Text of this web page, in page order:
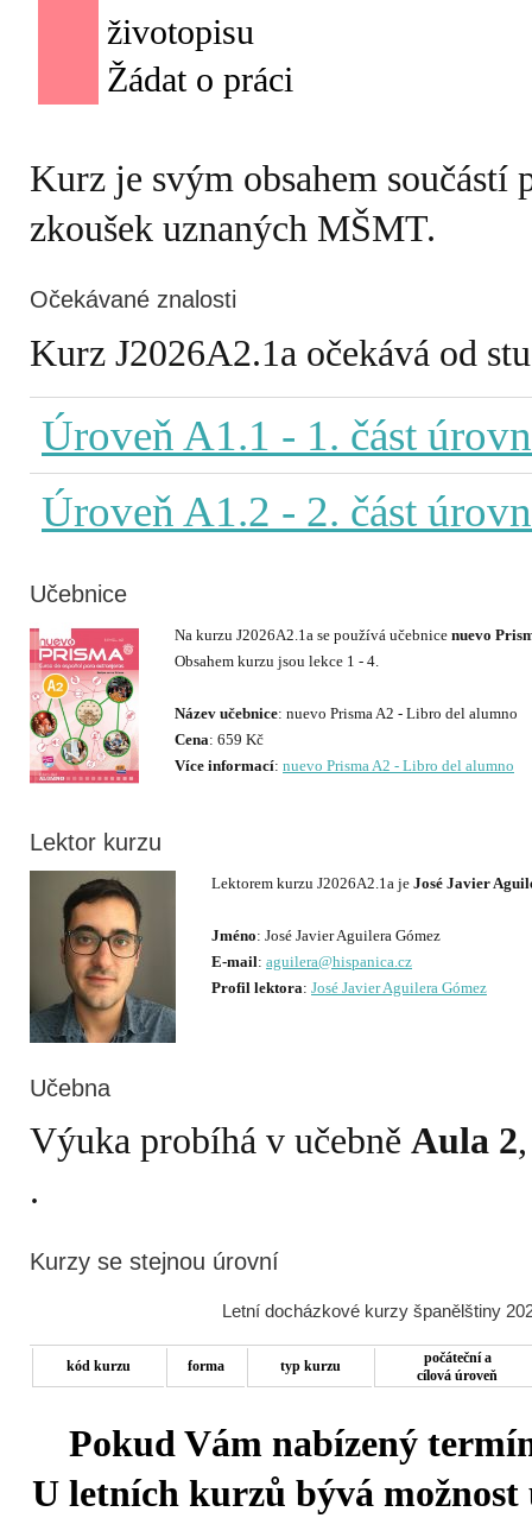
životopisu
Kurz je svým obsahem
zkoušek uznaných MŠMT.
Očekávané znalosti
Kurz J2026A2.1a očekává od
Úroveň A1.1 - 1. část
Úroveň A1.2 - 2. část
Učebnice
Na kurzu J2026A2.1a se používá učebnice nuevo
Obsahem kurzu jsou lekce 1 - 4.
Název učebnice
Cena
Více informací: nuevo Prisma A2 - Libro del alumno
Lektor kurzu
Lektorem kurzu J2026A2.1a je José Javier
Jméno
E-mail: aguilera@hispanica.cz
Profil lektora: José Javier Aguilera Gómez
Učebna
Výuka probíhá v učebně Aula 2
Kurzy se stejnou úrovní
Letní docházkové kurzy španělštiny
kód kurzu forma typ kurzu
počáteční a
cílová úroveň
Pokud Vám nabízený
U letních kurzů bývá